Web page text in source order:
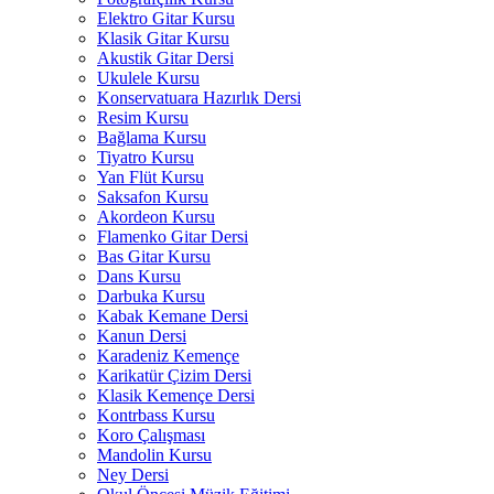
Elektro Gitar Kursu
Klasik Gitar Kursu
Akustik Gitar Dersi
Ukulele Kursu
Konservatuara Hazırlık Dersi
Resim Kursu
Bağlama Kursu
Tiyatro Kursu
Yan Flüt Kursu
Saksafon Kursu
Akordeon Kursu
Flamenko Gitar Dersi
Bas Gitar Kursu
Dans Kursu
Darbuka Kursu
Kabak Kemane Dersi
Kanun Dersi
Karadeniz Kemençe
Karikatür Çizim Dersi
Klasik Kemençe Dersi
Kontrbass Kursu
Koro Çalışması
Mandolin Kursu
Ney Dersi